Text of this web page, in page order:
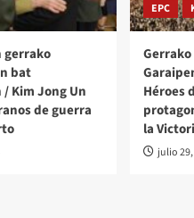
gerrako
bat
Kim Jong Un
de guerra
EPC
Héroes
la
julio